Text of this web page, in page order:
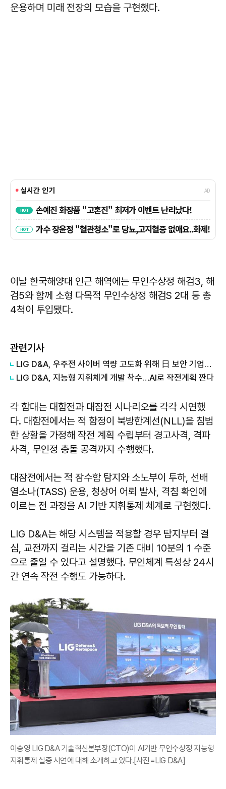
운용하며 미래 전장의 모습을 구현했다.
이날 한국해양대 인근 해역에는 무인수상정 해검3, 해
검5와 함께 소형 다목적 무인수상정 해검S 2대 등 총
4척이 투입됐다.
관련기사
LIG D&A, 우주전 사이버 역량 고도화 위해 日 보안 기업과 '맞손'
LIG D&A, 지능형 지휘체계 개발 착수…AI로 작전계획 짠다
각 함대는 대함전과 대잠전 시나리오를 각각 시연했
다. 대함전에서는 적 함정이 북방한계선(NLL)을 침범
한 상황을 가정해 작전 계획 수립부터 경고사격, 격파
사격, 무인정 충돌 공격까지 수행했다.
대잠전에서는 적 잠수함 탐지와 소노부이 투하, 선배
열소나(TASS) 운용, 청상어 어뢰 발사, 격침 확인에
이르는 전 과정을 AI 기반 지휘통제 체계로 구현했다.
LIG D&A는 해당 시스템을 적용할 경우 탐지부터 결
심, 교전까지 걸리는 시간을 기존 대비 10분의 1 수준
으로 줄일 수 있다고 설명했다. 무인체계 특성상 24시
간 연속 작전 수행도 가능하다.
이승영 LIG D&A 기술혁신본부장(CTO)이 AI기반 무인수상정 지능형
지휘통제 실증 시연에 대해 소개하고 있다.[사진=LIG D&A]